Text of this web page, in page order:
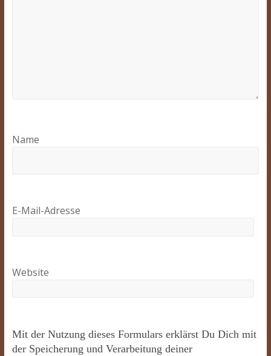
Name
E-Mail-Adresse
Website
Mit der Nutzung dieses Formulars erklärst Du Dich mit
der Speicherung und Verarbeitung deiner